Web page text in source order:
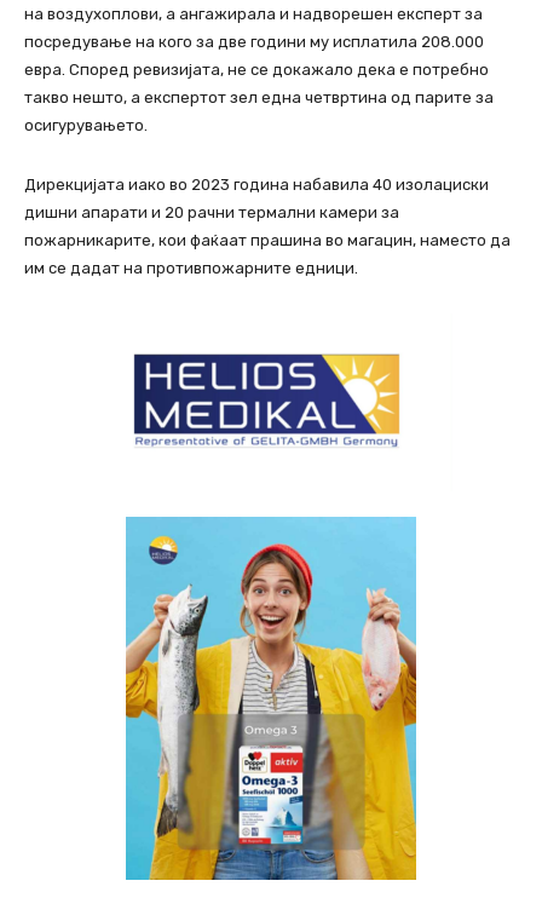
на воздухоплови, а ангажирала и надворешен експерт за
посредување на кого за две години му исплатила 208.000
евра. Според ревизијата, не се докажало дека е потребно
такво нешто, а експертот зел една четвртина од парите за
осигурувањето.
Дирекцијата иако во 2023 година набавила 40 изолациски
дишни апарати и 20 рачни термални камери за
пожарникарите, кои фаќаат прашина во магацин, наместо да
им се дадат на противпожарните едници.